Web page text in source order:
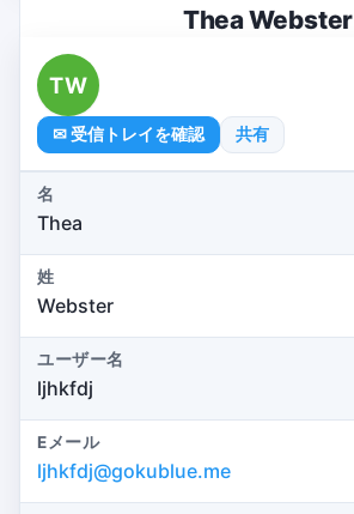
Thea Webster
TW
✉ 受信トレイを確認 共有
名
Thea
姓
Webster
ユーザー名
ljhkfdj
Eメール
ljhkfdj@gokublue.me